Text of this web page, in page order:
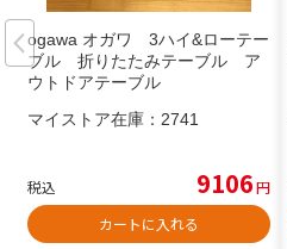
ogawa オガワ 3ハイ&ローテー
ブル 折りたたみテーブル ア
ウトドアテーブル
マイストア在庫： 2741
税込 9106円
カートに入れる